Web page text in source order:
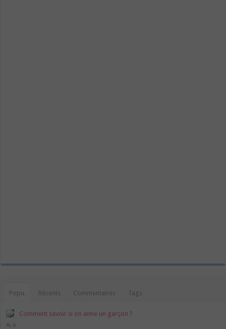
Popu. Récents Commentaires Tags
Comment savoir si on aime un garçon ?
6